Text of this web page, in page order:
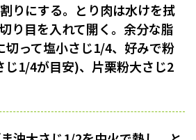
りにする。とり肉は水けを拭
り目を入れて開く。余分な脂
切って塩小さじ1/4、好みで粉
じ1/4が目安)、片栗粉大さじ2